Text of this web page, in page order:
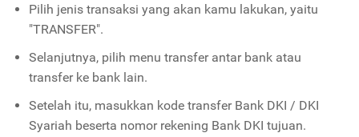
Pilih jenis transaksi yang akan kamu lakukan, yaitu
"TRANSFER".
Selanjutnya, pilih menu transfer antar bank atau
transfer ke bank lain.
Setelah itu, masukkan kode transfer Bank DKI / DKI
Syariah beserta nomor rekening Bank DKI tujuan.